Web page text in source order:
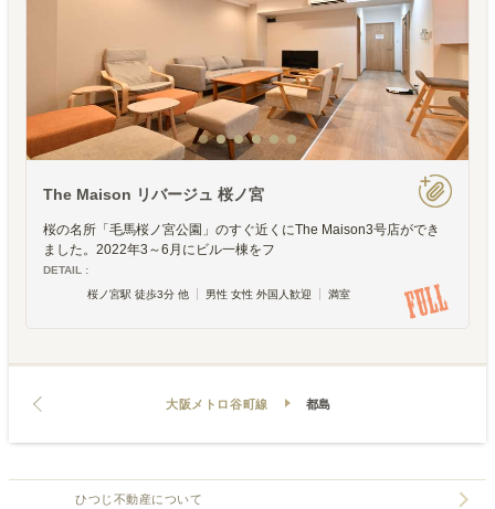
The Maison リバージュ 桜ノ宮
桜の名所「毛馬桜ノ宮公園」のすぐ近くにThe Maison3号店ができ
ました。2022年3～6月にビル一棟をフ
DETAIL :
桜ノ宮駅 徒歩3分 他
男性 女性 外国人歓迎 満室
大阪メトロ谷町線 都島
ひつじ不動産について